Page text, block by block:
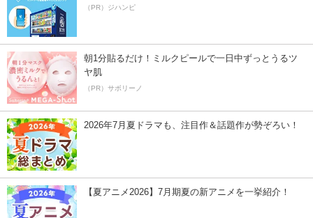
（PR）ジハンピ
朝1分貼るだけ！ミルクピールで一日中ずっとうるツ
ヤ肌
（PR）サボリーノ
2026年7月夏ドラマも、注目作＆話題作が勢ぞろい！
【夏アニメ2026】7月期夏の新アニメを一挙紹介！